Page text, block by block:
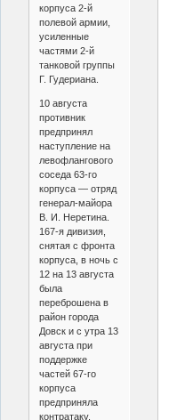
корпуса 2-й
полевой армии,
усиленные
частями 2-й
танковой группы
Г. Гудериана.
10 августа
противник
предпринял
наступление на
левофлангового
соседа 63-го
корпуса — отряд
генерал-майора
В. И. Неретина.
167-я дивизия,
снятая с фронта
корпуса, в ночь с
12 на 13 августа
была
переброшена в
район города
Довск и с утра 13
августа при
поддержке
частей 67-го
корпуса
предприняла
контратаку.